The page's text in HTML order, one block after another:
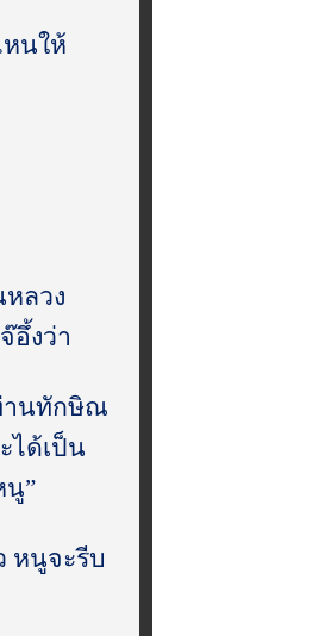
หนให้
ลวง
อึ้งว่า
านทักษิณ
ได้เป็น
นู”
หนูจะรีบ